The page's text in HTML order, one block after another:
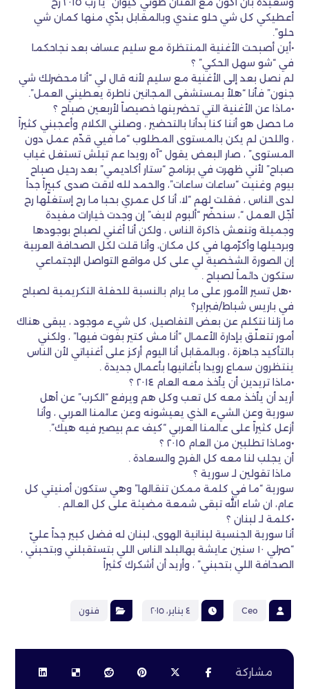
أعطيكي كل شي حلو عندي وبالمقابل بدّي منها كمان شي
حلو”.
•أين أصبحت الأغنية المنتظرة مع سليم عساف بعد نجاحكما
في “شو سهل الحكي” ؟
لم نصل بعد إلى الأغنية مع سليم لأنه قال لي “أنا محضرلك شي
جنون” فأنا “هلأ بمستشفى المجانين ناطرة يعطيني العمل”.
•ماذا عن الأغنية التي تحضرينها خصيصاً لأربعين صباح ؟
ما حصل هو أننا كنا بدأنا بالتحضير ، وصلني الكلام وأعجبني كثيراً
، واللحن لم يكن بالمستوى المطلوب “ما فيي قدّم عمل دون
المستوى” ، صار البعض يقول “آه رويدا عم تبلش تستغل غياب
صباح” لأني ظهرت في برنامج “ستار أكاديمي” بعد رحيل صباح
بيوم وغنيت “ساعات ساعات”، والحمد لله لاقت صدى كبيراً جداً
لدى الناس ، فقلت لهم “لا، أنا كل عمري بحبا ما رح إستغلّها رح
أجّل العمل “، سنحضّر “ألبوم لايف” إن وجدت خيارات مفيدة
وجميلة وتنعش ذاكرة الناس ، ولكن أنا أغني لصباح بوجودها
وبرحيلها وأكرّمها في كل مكان، وأنا قلت لكل الصحافة العربية
إن الصورة الشخصية لي على كل مواقع التواصل الإجتماعي
ستكون دائماً لصباح .
•هل تسير الأمور على ما يرام بالنسبة للحفلة التكريمية لصباح
في باريس شباط/فبراير؟
ما زلنا نتكلم عن بعض التفاصيل، كل شيء موجود ، يبقى هناك
أمور تتعلّق بإدارة الأعمال “أنا مش كتير بفوت فيها” ، ولكني
بالتأكيد جاهزة ، وبالمقابل أنا اليوم أركز على أغنياتي لأن الناس
ينتظرون سماع رويدا بأغانيها بأعمال جديدة .
•ماذا تريدين أن يأخذ معه العام ٢٠١٤ ؟
أريد أن يأخذ معه كل تعب وكل هم ويرفع “الكرب” عن أهل
سورية وعن الشيء الذي يعيشونه وعن عالمنا العربي ، وأنا
أزعل كثيراً على عالمنا العربي “كيف عم بيصير فيه هيك”.
•وماذا تطلبين من العام ٢٠١٥ ؟
أن يجلب لنا معه كل الفرح والسعادة .
ماذا تقولين لـ سورية ؟
سورية “ما في كلمة ممكن تنقالها” وهي ستكون أمنيتي كل
عام، ان شاء الله تبقى شمعة مضيئة على كل العالم .
•كلمة لـ لبنان ؟
أنا سورية الجنسية لبنانية الهوى، لبنان له فضل كبير جداً عليّ
“صرلي ١٠ سنين عايشة بهالبلد الناس اللي بتستقبلني وبتحبني ،
الصحافة اللي بتحبني” ، وأريد أن أشكرك كثيراً
Ceo ٤ يناير، ٢٠١٥ فنون